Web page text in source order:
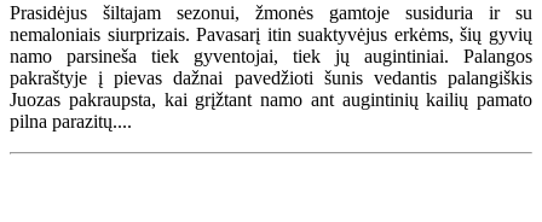
Prasidėjus šiltajam sezonui, žmonės gamtoje susiduria ir su
nemaloniais siurprizais. Pavasarį itin suaktyvėjus erkėms, šių gyvių
namo parsineša tiek gyventojai, tiek jų augintiniai. Palangos
pakraštyje į pievas dažnai pavedžioti šunis vedantis palangiškis
Juozas pakraupsta, kai grįžtant namo ant augintinių kailių pamato
pilna parazitų....